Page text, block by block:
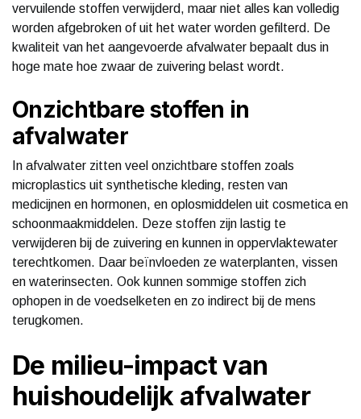
vervuilende stoffen verwijderd, maar niet alles kan volledig
worden afgebroken of uit het water worden gefilterd. De
kwaliteit van het aangevoerde afvalwater bepaalt dus in
hoge mate hoe zwaar de zuivering belast wordt.
Onzichtbare stoffen in
afvalwater
In afvalwater zitten veel onzichtbare stoffen zoals
microplastics uit synthetische kleding, resten van
medicijnen en hormonen, en oplosmiddelen uit cosmetica en
schoonmaakmiddelen. Deze stoffen zijn lastig te
verwijderen bij de zuivering en kunnen in oppervlaktewater
terechtkomen. Daar beïnvloeden ze waterplanten, vissen
en waterinsecten. Ook kunnen sommige stoffen zich
ophopen in de voedselketen en zo indirect bij de mens
terugkomen.
De milieu-impact van
huishoudelijk afvalwater